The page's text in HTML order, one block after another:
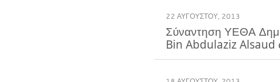
22 ΑΥΓΟΎΣΤΟΥ, 2013
Σύναντηση ΥΕΘΑ
Bin Abdulaziz